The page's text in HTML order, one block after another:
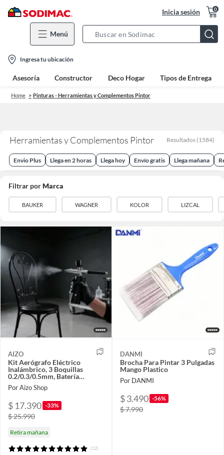
Inicia sesión 0
Menú
Bar
location-
icon
Ingresa tu ubicación
Asesoría Constructor Deco Hogar Tipos de Entrega
Home Pinturas - Herramientas y Complementos Pintor
Herramientas y Complementos Pintor Resultados (1584)
Envio Plus Llega en 2 horas Llega hoy Envío gratis Llega mañana
Filtrar porMarca
BAUKER WAGNER KOLOR LIZCAL
AIZO
Kit Aerógrafo Eléctrico
Inalámbrico, 3 Boquillas
0.2/0.3/0.5mm, Batería
900mAh, USB-C
Por Aizo Shop
$ 17.390 -33%
$ 25.990
Retira mañana
(12)
DANMI
Brocha Para Pintar 3 Pulgadas
Mango Plastico
Por DANMI
$ 3.490 -56%
$ 7.990